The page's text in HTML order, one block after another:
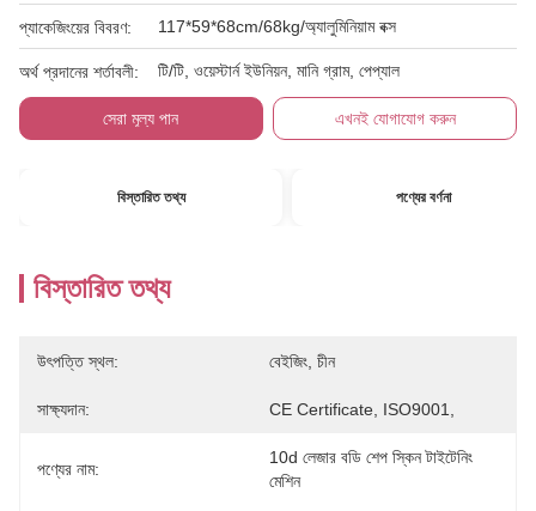
প্যাকেজিংয়ের বিবরণ: 117*59*68cm/68kg/অ্যালুমিনিয়াম বক্স
অর্থ প্রদানের শর্তাবলী: টি/টি, ওয়েস্টার্ন ইউনিয়ন, মানি গ্রাম, পেপ্যাল
সেরা মূল্য পান এখনই যোগাযোগ করুন
বিস্তারিত তথ্য পণ্যের বর্ণনা
বিস্তারিত তথ্য
উৎপত্তি স্থল: বেইজিং, চীন
সাক্ষ্যদান: CE Certificate, ISO9001,
পণ্যের নাম:
10d লেজার বডি শেপ স্কিন টাইটেনিং
মেশিন